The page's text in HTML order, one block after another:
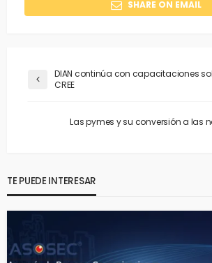
SHARE ON EMAIL
DIAN continúa con capacitaciones
CREE
Las pymes y su conversión a las
TE PUEDE INTERESAR